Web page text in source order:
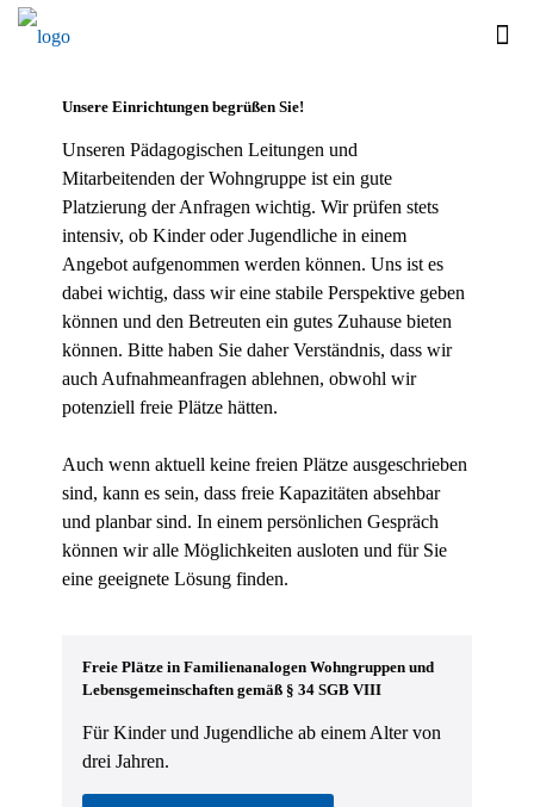
Unsere Einrichtungen begrüßen Sie!
Unseren Pädagogischen Leitungen und
Mitarbeitenden der Wohngruppe ist ein gute
Platzierung der Anfragen wichtig. Wir prüfen stets
intensiv, ob Kinder oder Jugendliche in einem
Angebot aufgenommen werden können. Uns ist es
dabei wichtig, dass wir eine stabile Perspektive geben
können und den Betreuten ein gutes Zuhause bieten
können. Bitte haben Sie daher Verständnis, dass wir
auch Aufnahmeanfragen ablehnen, obwohl wir
potenziell freie Plätze hätten.
Auch wenn aktuell keine freien Plätze ausgeschrieben
sind, kann es sein, dass freie Kapazitäten absehbar
und planbar sind. In einem persönlichen Gespräch
können wir alle Möglichkeiten ausloten und für Sie
eine geeignete Lösung finden.
Freie Plätze in Familienanalogen Wohngruppen und
Lebensgemeinschaften gemäß § 34 SGB VIII
Für Kinder und Jugendliche ab einem Alter von
drei Jahren.